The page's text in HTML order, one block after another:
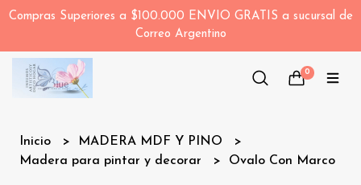
Compras Superiores a $100.000 ENVIO GRATIS a sucursal de
Correo Argentino
0
Inicio
MADERA MDF Y PINO
Madera para pintar y decorar
Ovalo Con Marco